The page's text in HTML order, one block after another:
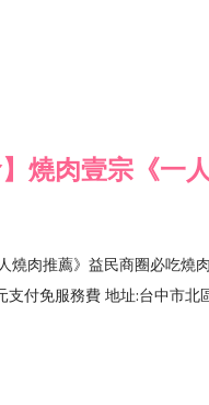
】燒肉壹宗《一
燒肉推薦》益民商圈必吃燒
付免服務費 地址:台中市北